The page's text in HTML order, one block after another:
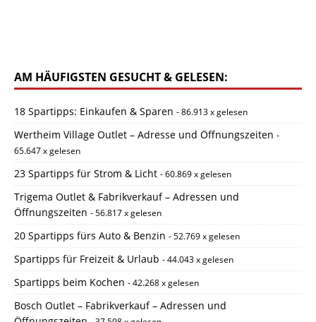
AM HÄUFIGSTEN GESUCHT & GELESEN:
18 Spartipps: Einkaufen & Sparen - 86.913 x gelesen
Wertheim Village Outlet – Adresse und Öffnungszeiten -
65.647 x gelesen
23 Spartipps für Strom & Licht - 60.869 x gelesen
Trigema Outlet & Fabrikverkauf – Adressen und
Öffnungszeiten - 56.817 x gelesen
20 Spartipps fürs Auto & Benzin - 52.769 x gelesen
Spartipps für Freizeit & Urlaub - 44.043 x gelesen
Spartipps beim Kochen - 42.268 x gelesen
Bosch Outlet – Fabrikverkauf – Adressen und